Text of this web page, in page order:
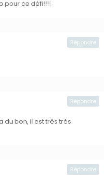
pour ce défi!!!!
Répondre
du bon, il est très très
Répondre
Répondre